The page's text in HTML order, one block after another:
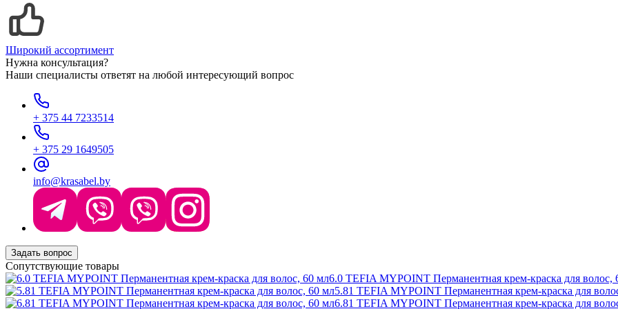
Широкий ассортимент
Нужна консультация?
Наши специалисты ответят на любой интересующий вопрос
+ 375 44 7233514
+ 375 29 1649505
info@krasabel.by
Задать вопрос
Сопутствующие товары
6.0 TEFIA MYPOINT Перманентная крем-краска для волос,
5.81 TEFIA MYPOINT Перманентная крем-краска для
6.81 TEFIA MYPOINT Перманентная крем-краска для